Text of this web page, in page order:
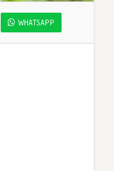
WHATSAPP